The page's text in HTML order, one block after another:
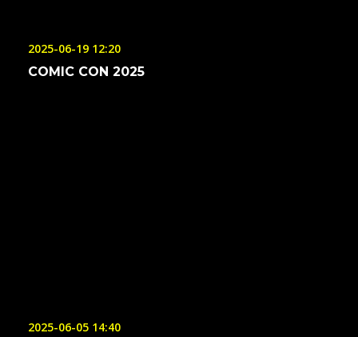
2025-06-19 12:20
COMIC CON 2025
2025-06-05 14:40